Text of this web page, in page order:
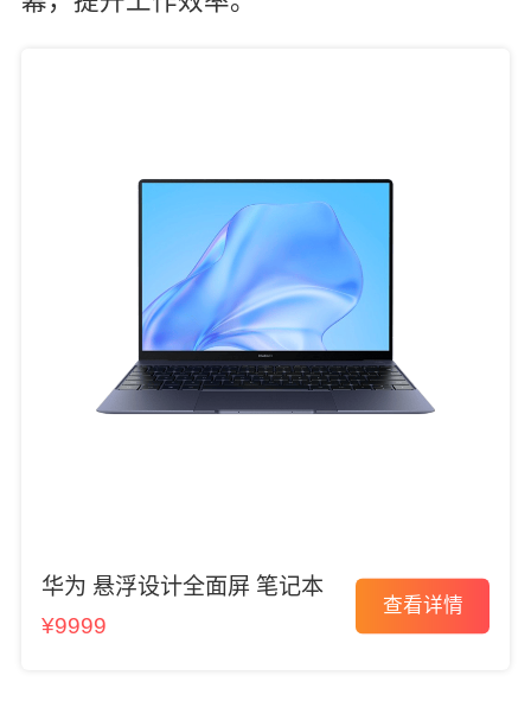
华为 悬浮设计全面屏 笔记本
¥9999
查看详情